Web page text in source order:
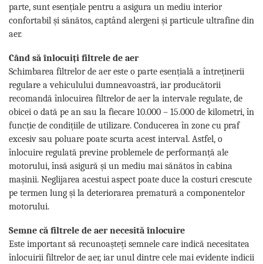
parte, sunt esențiale pentru a asigura un mediu interior
confortabil și sănătos, captând alergeni și particule ultrafine din
aer.
Când să înlocuiți filtrele de aer
Schimbarea filtrelor de aer este o parte esențială a întreținerii
regulare a vehiculului dumneavoastră, iar producătorii
recomandă înlocuirea filtrelor de aer la intervale regulate, de
obicei o dată pe an sau la fiecare 10.000 – 15.000 de kilometri, în
funcție de condițiile de utilizare. Conducerea în zone cu praf
excesiv sau poluare poate scurta acest interval. Astfel, o
înlocuire regulată previne problemele de performanță ale
motorului, însă asigură și un mediu mai sănătos în cabina
mașinii. Neglijarea acestui aspect poate duce la costuri crescute
pe termen lung și la deteriorarea prematură a componentelor
motorului.
Semne că filtrele de aer necesită înlocuire
Este important să recunoașteți semnele care indică necesitatea
înlocuirii filtrelor de aer, iar unul dintre cele mai evidente indicii